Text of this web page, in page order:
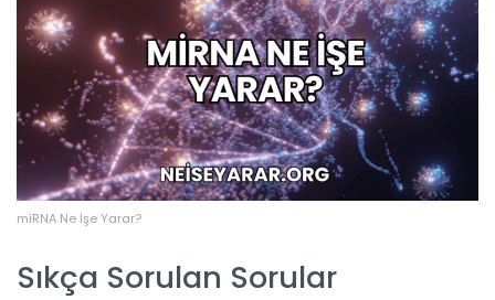
miRNA Ne İşe Yarar?
Sıkça Sorulan Sorular